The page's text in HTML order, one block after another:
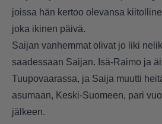
joissa hän kertoo olevansa
joka ikinen päivä.
Saijan vanhemmat olivat jo liki
saadessaan Saijan. Isä-Raimo ja
Tuupovaarassa, ja Saija muutti
asumaan, Keski-Suomeen, pari
jälkeen.